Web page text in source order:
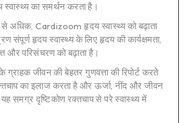
स्वास्थ्य का समर्थन करता है।
से अधिक, Cardizoom हृदय स्वास्थ्य को बढ़ाता
संपूर्ण हृदय स्वास्थ्य के लिए हृदय की कार्यक्षमता,
और परिसंचरण को बढ़ाता है।
जीवन की बेहतर गुणवत्ता की रिपोर्ट करते
का इलाज करता है और ऊर्जा, नींद और जीवन
यह समग्र दृष्टिकोण रक्तचाप से परे स्वास्थ्य में